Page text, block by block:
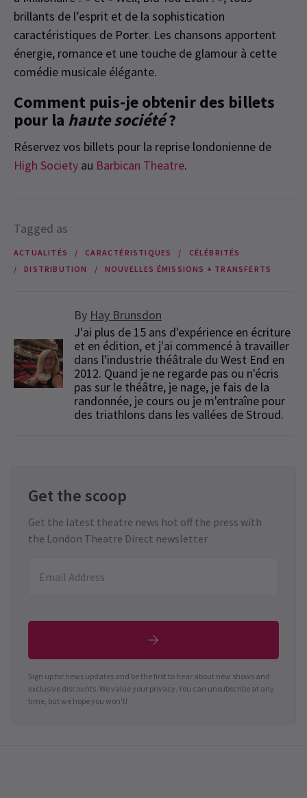
brillants de l’esprit et de la sophistication
caractéristiques de Porter. Les chansons apportent
énergie, romance et une touche de glamour à cette
comédie musicale élégante.
Comment puis-je obtenir des billets
pour la haute société?
Réservez vos billets pour la reprise londonienne de
High Society au Barbican Theatre.
Tagged as
ACTUALITÉS CARACTÉRISTIQUES
CÉLÉBRITÉS
DISTRIBUTION
NOUVELLES ÉMISSIONS + TRANSFERTS
By Hay Brunsdon
J'ai plus de 15 ans d'expérience en écriture
et en édition, et j'ai commencé à travailler
dans l'industrie théâtrale du West End en
2012. Quand je ne regarde pas ou n'écris
pas sur le théâtre, je nage, je fais de la
randonnée, je cours ou je m'entraîne pour
des triathlons dans les vallées de Stroud.
Get the scoop
Get the latest theatre news hot off the press with
the London Theatre Direct newsletter
Sign up for news updates and be the first to hear about new shows and
exclusive discounts. We value your privacy. You can unsubscribe at any
time, but we hope you won't!